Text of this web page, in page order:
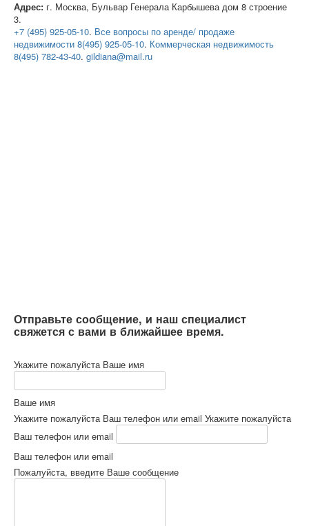
Адрес: г. Москва, Бульвар Генерала Карбышева дом 8 строение
3.
+7 (495) 925-05-10. Все вопросы по аренде/ продаже
недвижимости 8(495) 925-05-10. Коммерческая недвижимость
8(495) 782-43-40. gildiana@mail.ru
Отправьте сообщение, и наш специалист
свяжется с вами в ближайшее время.
Укажите пожалуйста Ваше имя
Ваше имя
Укажите пожалуйста Ваш телефон или email Укажите пожалуйста
Ваш телефон или email
Ваш телефон или email
Пожалуйста, введите Ваше сообщение